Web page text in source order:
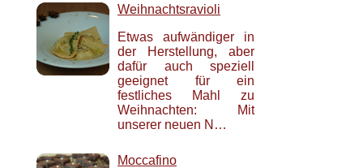
Weihnachtsravioli
Etwas aufwändiger in
der Herstellung, aber
dafür auch speziell
geeignet für ein
festliches Mahl zu
Weihnachten: Mit
unserer neuen N…
Moccafino